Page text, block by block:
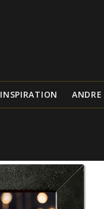
INSPIRATION